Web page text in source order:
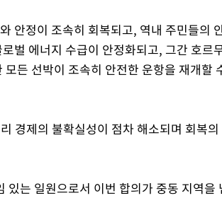
안정이 조속히 회복되고, 역내 주민들의
벌 에너지 수급이 안정화되고, 그간 호르
든 선박이 조속히 안전한 운항을 재개할
경제의 불확실성이 점차 해소되며 회복
는 일원으로서 이번 합의가 중동 지역을